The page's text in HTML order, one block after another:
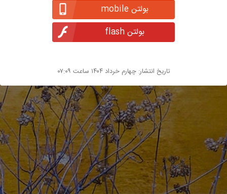
بولتن mobile
بولتن flash
تاریخ انتشار: چهارم خرداد ۱۴۰۴ ساعت ۰۷:۰۹